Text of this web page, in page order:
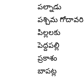
పల్నాడు
పశ్చిమ గోదావరి
పిల్లలకు
పెద్దపల్లి
ప్రకాశం
బాపట్ల